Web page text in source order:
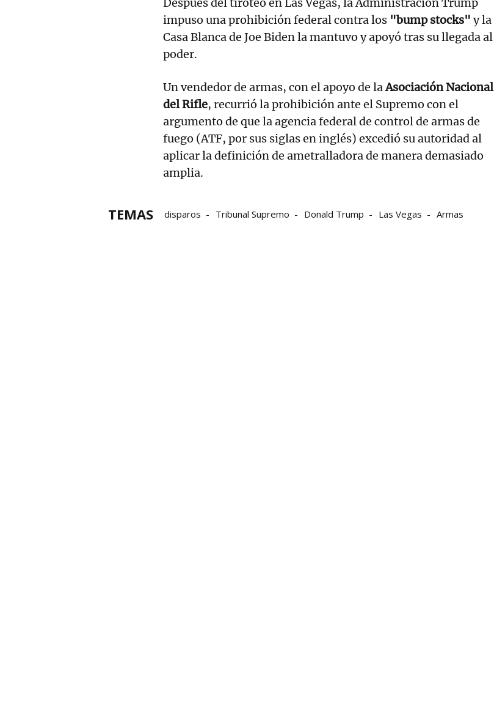
impuso una prohibición federal contra los "bump stocks" y la
Casa Blanca de Joe Biden la mantuvo y apoyó tras su llegada al
poder.
Un vendedor de armas, con el apoyo de laAsociación Nacional
del Rifle, recurrió la prohibición ante el Supremo con el
argumento de que la agencia federal de control de armas de
fuego (ATF, por sus siglas en inglés) excedió su autoridad al
aplicar la definición de ametralladora de manera demasiado
amplia.
TEMAS disparos Tribunal Supremo Donald Trump Las Vegas Armas